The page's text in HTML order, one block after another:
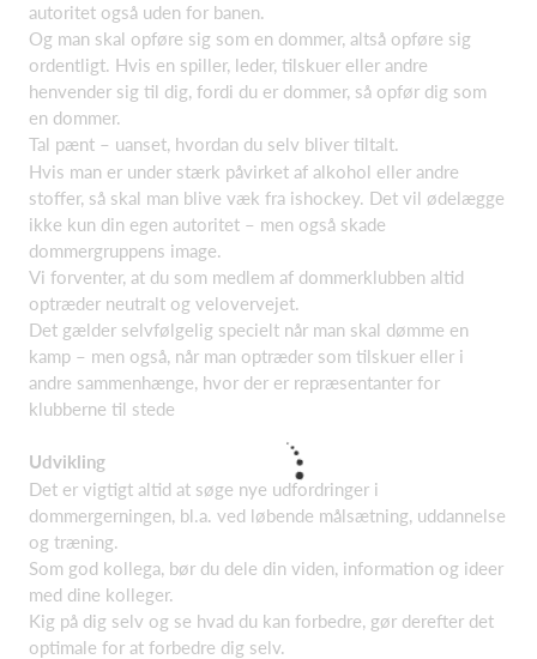
autoritet også uden for banen.
Og man skal opføre sig som en dommer, altså opføre sig
ordentligt. Hvis en spiller, leder, tilskuer eller andre
henvender sig til dig, fordi du er dommer, så opfør dig som
en dommer.
Tal pænt – uanset, hvordan du selv bliver tiltalt.
Hvis man er under stærk påvirket af alkohol eller andre
stoffer, så skal man blive væk fra ishockey. Det vil ødelægge
ikke kun din egen autoritet – men også skade
dommergruppens image.
Vi forventer, at du som medlem af dommerklubben altid
optræder neutralt og velovervejet.
Det gælder selvfølgelig specielt når man skal dømme en
kamp – men også, når man optræder som tilskuer eller i
andre sammenhænge, hvor der er repræsentanter for
klubberne til stede
Udvikling
Det er vigtigt altid at søge nye udfordringer i
dommergerningen, bl.a. ved løbende målsætning, uddannelse
og træning.
Som god kollega, bør du dele din viden, information og ideer
med dine kolleger.
Kig på dig selv og se hvad du kan forbedre, gør derefter det
optimale for at forbedre dig selv.